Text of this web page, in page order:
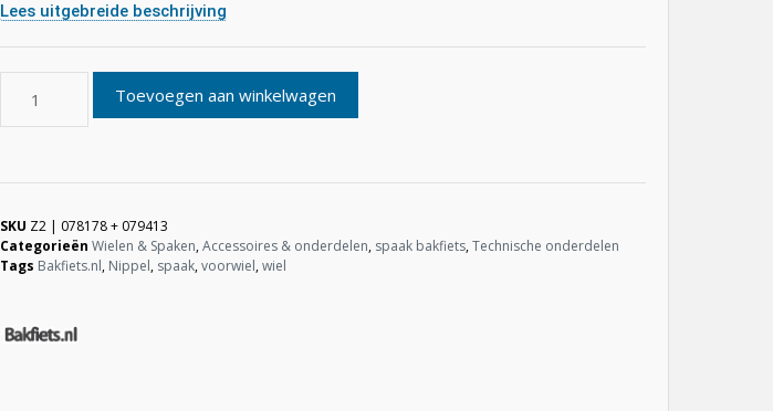
Lees uitgebreide beschrijving
Toevoegen aan winkelwagen
SKU Z2 | 078178 + 079413
Categorieën Wielen & Spaken,Accessoires & onderdelen, spaak bakfiets,Technische onderdelen
Tags Bakfiets.nl, Nippel, spaak,voorwiel,wiel